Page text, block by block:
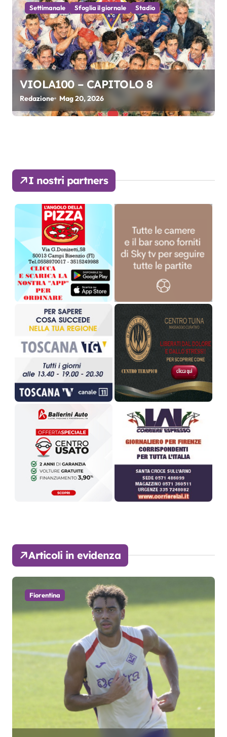
Settimanale Sfoglia il giornale Stadio
VIOLA100 – CAPITOLO 8
Redazione Mag 20, 2026
I nostri partners
Articoli in evidenza
Fiorentina